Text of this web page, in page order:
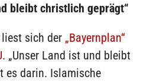
bleibt christlich geprägt“
sich der „Bayernplan“
. „Unser Land ist und bleibt
es darin. Islamische